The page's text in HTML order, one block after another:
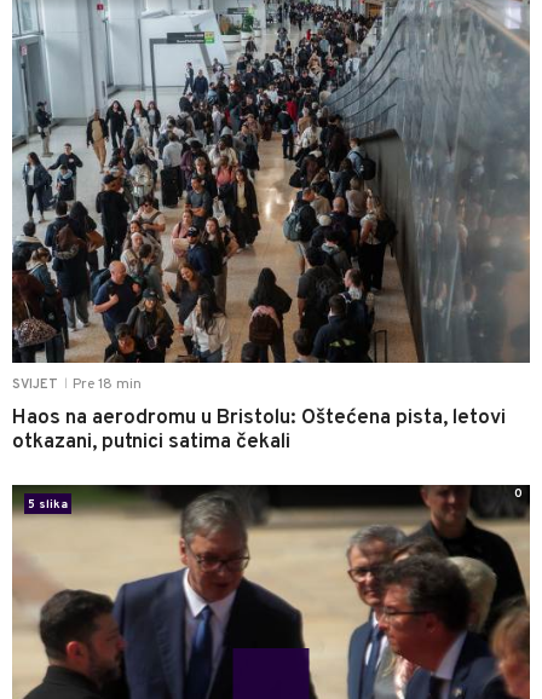
SVIJET Pre 18 min
Haos na aerodromu u Bristolu: Oštećena pista, letovi
otkazani, putnici satima čekali
5 slika
0